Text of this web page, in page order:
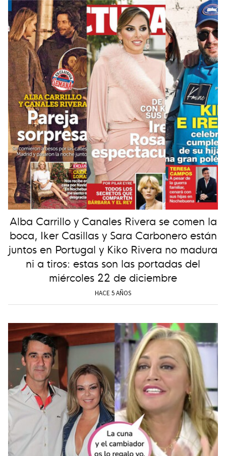
Alba Carrillo y Canales Rivera se comen la
boca, Iker Casillas y Sara Carbonero están
juntos en Portugal y Kiko Rivera no madura
ni a tiros: estas son las portadas del
miércoles 22 de diciembre
HACE 5 AÑOS